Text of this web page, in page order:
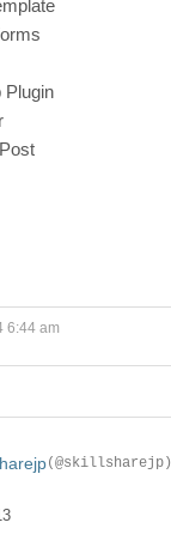
Plugin
6:44 am
(@skillsharejp)